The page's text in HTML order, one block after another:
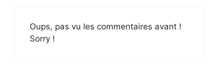
Oups, pas vu les commentaires avant !
Sorry !